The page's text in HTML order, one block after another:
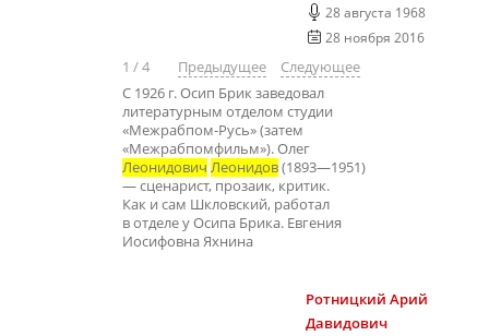
28 августа 1968
28 ноября 2016
1 /4 Предыдущее
Следующее
С 1926 г. Осип Брик заведовал
литературным отделом студии
«Межрабпом-Русь» (затем
«Межрабпомфильм»). Олег
Леонидович Леонидов(1893—1951)
— сценарист, прозаик, критик.
Как и сам Шкловский, работал
в отделе у Осипа Брика. Евгения
Иосифовна Яхнина
Ротницкий Арий
Давидович